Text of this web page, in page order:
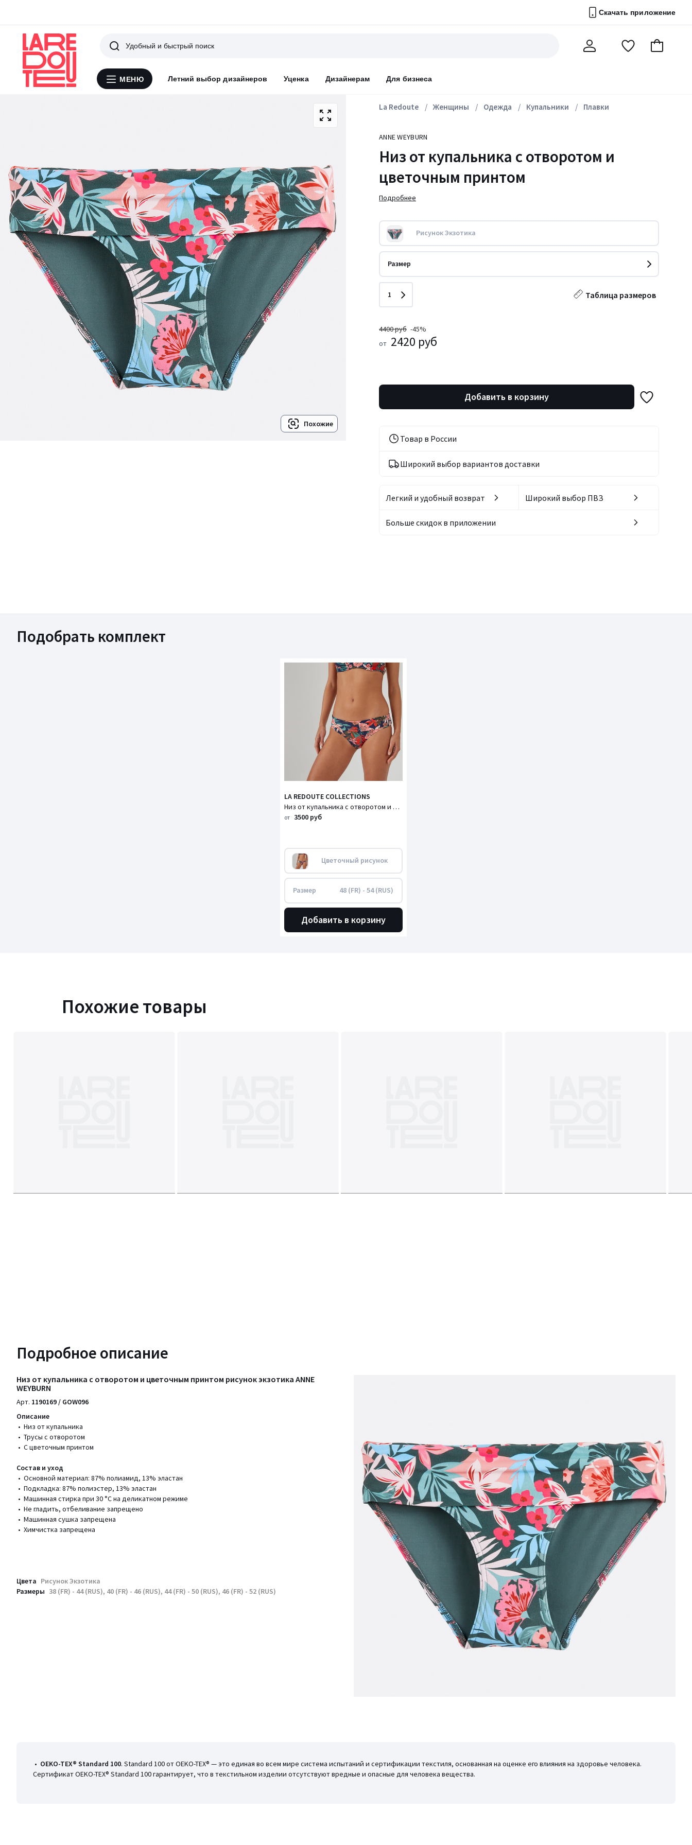
Скачать приложение
Меню
МЕНЮ Летний выбор дизайнеров Уценка Дизайнерам Для бизнеса
Поиск
ПерейтиВ
Похожие
La Redoute Женщины Одежда Купальники Плавки
ANNE WEYBURN
Низ от купальника с отворотом и
цветочным принтом
Подробнее
Рисунок Экзотика
Размер
Таблица размеров
Количество
1
4400 руб -45%
от 2420 руб
Добавить в корзину
Товар в России
Широкий выбор вариантов доставки
Легкий и удобный возврат Широкий выбор ПВЗ
Больше скидок в приложении
Подобрать комплект
LA REDOUTE COLLECTIONS
Низ от купальника с отворотом и цветочным принтом
от 3500 руб
Цветочный рисунок
Размер 48 (FR) - 54 (RUS)
Добавить в корзину
Похожие товары
Подробное описание
Низ от купальника с отворотом и цветочным принтом рисунок экзотика ANNE
WEYBURN
Арт. 1190169 / GOW096
Описание
• Низ от купальника
• Трусы с отворотом
• С цветочным принтом
Состав и уход
• Основной материал: 87% полиамид, 13% эластан
• Подкладка: 87% полиэстер, 13% эластан
• Машинная стирка при 30 °С на деликатном режиме
• Не гладить, отбеливание запрещено
• Машинная сушка запрещена
• Химчистка запрещена
Цвета Рисунок Экзотика
Размеры 38 (FR) - 44 (RUS), 40 (FR) - 46 (RUS), 44 (FR) - 50 (RUS), 46 (FR) - 52 (RUS)
• OEKO-TEX® Standard 100. Standard 100 от OEKO-TEX® — это единая во всем мире система испытаний и сертификации текстиля, основанная на оценке его влияния на здоровье человека.
Сертификат OEKO-TEX® Standard 100 гарантирует, что в текстильном изделии отсутствуют вредные и опасные для человека вещества.